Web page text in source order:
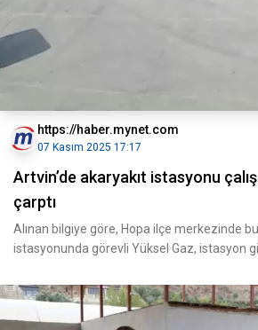
https://haber.mynet.com
07 Kasım 2025 17:17
Artvin’de akaryakıt istasyonu
çarptı
Alınan bilgiye göre, Hopa ilçe merkezinde
istasyonunda görevli Yüksel Gaz, istasyon